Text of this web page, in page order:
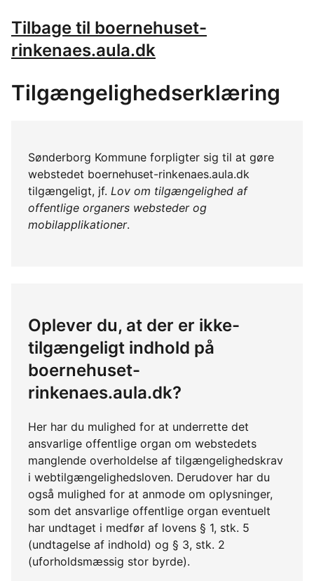
Tilbage til boernehuset-
rinkenaes.aula.dk
Tilgængelighedserklæring
Sønderborg Kommune forpligter sig til at gøre
webstedet boernehuset-rinkenaes.aula.dk
tilgængeligt, jf. Lov om tilgængelighed af
offentlige organers websteder og
mobilapplikationer.
Oplever du, at der er ikke-
tilgængeligt indhold på
boernehuset-
rinkenaes.aula.dk?
Her har du mulighed for at underrette det
ansvarlige offentlige organ om webstedets
manglende overholdelse af tilgængelighedskrav
i webtilgængelighedsloven. Derudover har du
også mulighed for at anmode om oplysninger,
som det ansvarlige offentlige organ eventuelt
har undtaget i medfør af lovens § 1, stk. 5
(undtagelse af indhold) og § 3, stk. 2
(uforholdsmæssig stor byrde).